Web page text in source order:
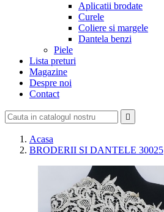
Aplicatii brodate
Curele
Coliere si margele
Dantela benzi
Piele
Lista preturi
Magazine
Despre noi
Contact

Acasa
BRODERII SI DANTELE 30025